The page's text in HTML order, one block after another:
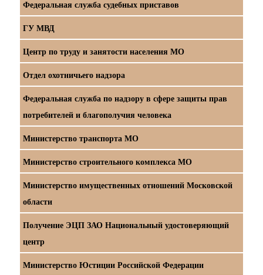
Федеральная служба судебных приставов
ГУ МВД
Центр по труду и занятости населения МО
Отдел охотничьего надзора
Федеральная служба по надзору в сфере защиты прав
потребителей и благополучия человека
Министерство транспорта МО
Министерство строительного комплекса МО
Министерство имущественных отношений Московской
области
Получение ЭЦП ЗАО Национальный удостоверяющий
центр
Министерство Юстиции Российской Федерации